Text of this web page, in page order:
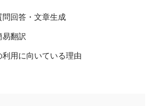
回答・文章生成
翻訳
用に向いている理由